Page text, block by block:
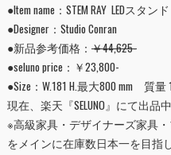
●Item name：STEM RAY LEDスタ
●Designer：Studio Conran
●新品参考価格： ￥44,625-
●seluno price：￥23,800-
●Size：W.181 H.最大800 mm 質量
現在、楽天『SELUNO』にて出品中
※高級家具・デザイナーズ家具
をメインに在庫数日本一を目指